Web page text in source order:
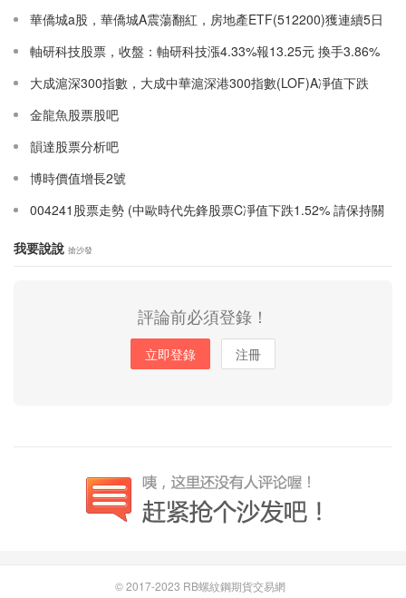
華僑城a股，華僑城A震蕩翻紅，房地產ETF(512200)獲連續5日
加倉累計約4.2億
軸研科技股票，收盤：軸研科技漲4.33%報13.25元 換手3.86%
大成滬深300指數，大成中華滬深港300指數(LOF)A凈值下跌
1.41% 請保持關注
金龍魚股票股吧
韻達股票分析吧
博時價值增長2號
004241股票走勢 (中歐時代先鋒股票C凈值下跌1.52% 請保持關
我要說說 搶沙發
評論前必須登錄！
立即登錄 注冊
© 2017-2023 RB螺紋鋼期貨交易網